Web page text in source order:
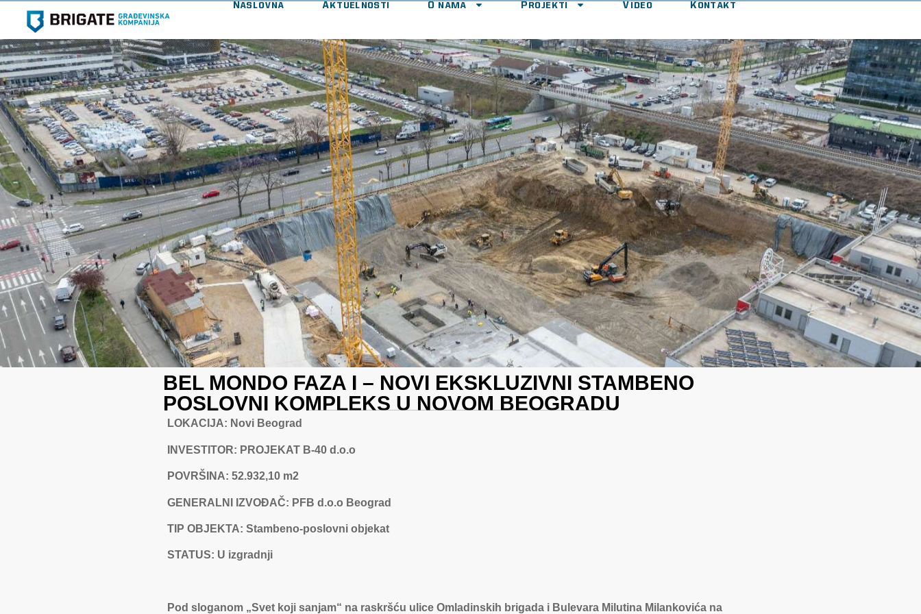
Naslovna Aktuelnosti O nama Projekti Video Kontakt
BEL MONDO FAZA I – NOVI EKSKLUZIVNI STAMBENO
POSLOVNI KOMPLEKS U NOVOM BEOGRADU
LOKACIJA: Novi Beograd
INVESTITOR: PROJEKAT B-40 d.o.o
POVRŠINA: 52.932,10 m2
GENERALNI IZVOĐAČ: PFB d.o.o Beograd
TIP OBJEKTA: Stambeno-poslovni objekat
STATUS: U izgradnji
Pod sloganom „Svet koji sanjam“ na raskršću ulice Omladinskih brigada i Bulevara Milutina Milankovića na